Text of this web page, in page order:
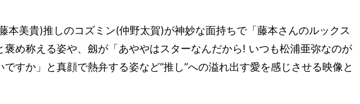
本美貴)推しのコズミン(仲野太賀)が神妙な面持ちで「藤本さんのルックス
褒め称える姿や、劔が「あややはスターなんだから! いつも松浦亜弥なのが
ですか」と真顔で熱弁する姿など”推し”への溢れ出す愛を感じさせる映像と